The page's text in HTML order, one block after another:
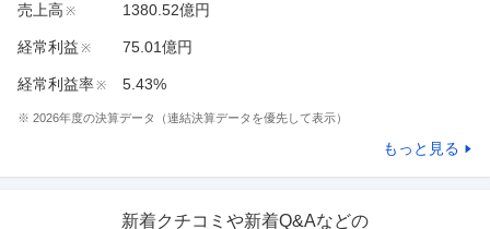
売上高 ※ 1380.52億円
経常利益 ※ 75.01億円
経常利益率※ 5.43%
※ 2026年度の決算データ（連結決算データを優先して表示）
もっと見る
新着クチコミや新着Q&Aなどの